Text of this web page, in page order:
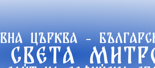
църква -
света